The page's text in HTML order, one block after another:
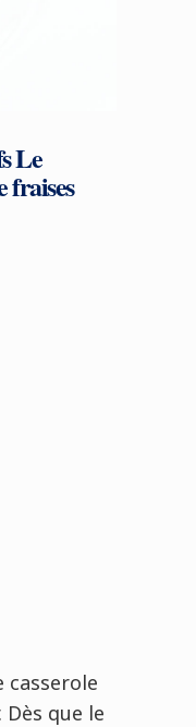
Le
fraises
casserole
que le